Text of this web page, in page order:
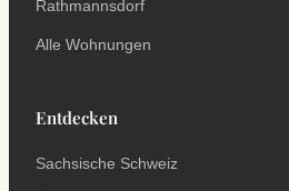
Rathmannsdorf
Alle Wohnungen
Entdecken
Sachsische Schweiz